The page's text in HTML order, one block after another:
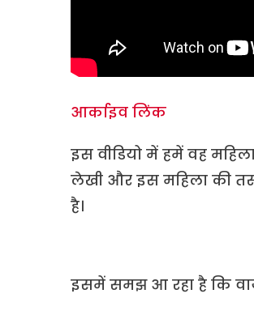
आर्काइव लिंक
इस वीडियो में हमें वह
लेखी और इस महिला की
है।
इसमें समझ आ रहा है कि